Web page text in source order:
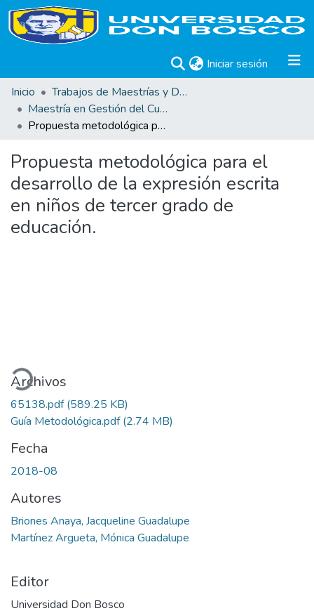
Iniciar sesión (current)
Inicio
Trabajos de Maestrías y Doctorados
Maestría en Gestión del Curriculum, Didáctica y Evaluación por Competencias
Propuesta metodológica para el desarrollo de la expresión escrita en niños de tercer grado de educación.
Propuesta metodológica para el
desarrollo de la expresión escrita
en niños de tercer grado de
educación.
Archivos
65138.pdf(589.25 KB)
Guía Metodológica.pdf(2.74 MB)
Fecha
2018-08
Autores
Briones Anaya, Jacqueline Guadalupe
Martínez Argueta, Mónica Guadalupe
Editor
Universidad Don Bosco